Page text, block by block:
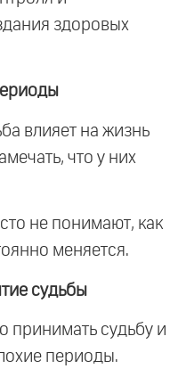
здоровых
влияет на жизнь
что у них
не понимают, как
меняется.
судьбы
принимать судьбу и
периоды.